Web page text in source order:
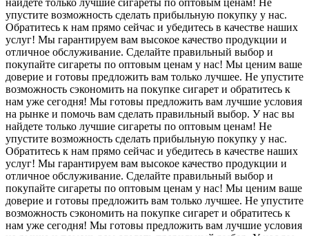
упустите возможность сделать прибыльную покупку у нас.
Обратитесь к нам прямо сейчас и убедитесь в качестве наших
услуг! Мы гарантируем вам высокое качество продукции и
отличное обслуживание. Сделайте правильный выбор и
покупайте сигареты по оптовым ценам у нас! Мы ценим ваше
доверие и готовы предложить вам только лучшее. Не упустите
возможность сэкономить на покупке сигарет и обратитесь к
нам уже сегодня! Мы готовы предложить вам лучшие условия
на рынке и помочь вам сделать правильный выбор. У нас вы
найдете только лучшие сигареты по оптовым ценам! Не
упустите возможность сделать прибыльную покупку у нас.
Обратитесь к нам прямо сейчас и убедитесь в качестве наших
услуг! Мы гарантируем вам высокое качество продукции и
отличное обслуживание. Сделайте правильный выбор и
покупайте сигареты по оптовым ценам у нас! Мы ценим ваше
доверие и готовы предложить вам только лучшее. Не упустите
возможность сэкономить на покупке сигарет и обратитесь к
нам уже сегодня! Мы готовы предложить вам лучшие условия